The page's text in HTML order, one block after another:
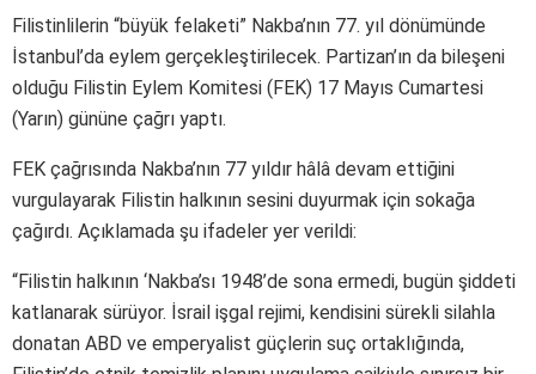
Filistinlilerin “büyük felaketi” Nakba’nın 77. yıl dönümünde
İstanbul’da eylem gerçekleştirilecek. Partizan’ın da bileşeni
olduğu Filistin Eylem Komitesi (FEK) 17 Mayıs Cumartesi
(Yarın) gününe çağrı yaptı.
FEK çağrısında Nakba’nın 77 yıldır hâlâ devam ettiğini
vurgulayarak Filistin halkının sesini duyurmak için sokağa
çağırdı. Açıklamada şu ifadeler yer verildi:
“Filistin halkının ‘Nakba’sı 1948’de sona ermedi, bugün şiddeti
katlanarak sürüyor. İsrail işgal rejimi, kendisini sürekli silahla
donatan ABD ve emperyalist güçlerin suç ortaklığında,